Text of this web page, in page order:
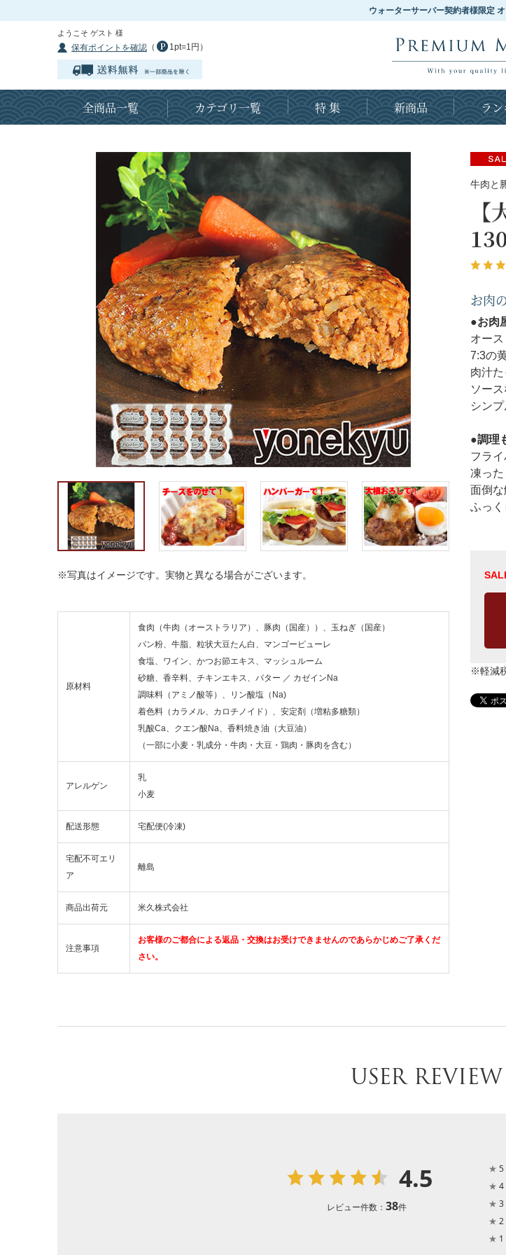
ウォーターサーバー契約者様限定
ようこそ ゲスト 様
保有ポイントを確認 （ 1pt=1円）
全商品一覧 カテゴリ一覧 特 集 新商品 ラ
※写真はイメージです。実物と異なる場合がございます。
原材料
食肉（牛肉（オーストラリア）、豚肉（国産））、玉ねぎ（国産）
パン粉、牛脂、粒状大豆たん白、マンゴーピューレ
食塩、ワイン、かつお節エキス、マッシュルーム
砂糖、香辛料、チキンエキス、バター ／ カゼインNa
調味料（アミノ酸等）、リン酸塩（Na)
着色料（カラメル、カロチノイド）、安定剤（増粘多糖類）
乳酸Ca、クエン酸Na、香料焼き油（大豆油）
（一部に小麦・乳成分・牛肉・大豆・鶏肉・豚肉を含む）
アレルゲン
乳
小麦
配送形態 宅配便(冷凍)
宅配不可エリ
ア
離島
商品出荷元 米久株式会社
注意事項
お客様のご都合による返品・交換はお受けできませんのであらかじめご了承くだ
さい。
牛肉と
お肉
●お肉
オー
7:3の
肉汁
ソー
シン
●調理
フライ
凍った
面倒
ふっく
※軽減
USER REVIEW
4.5
レビュー件数： 38件
★ 5
★ 4
★ 3
★ 2
★ 1